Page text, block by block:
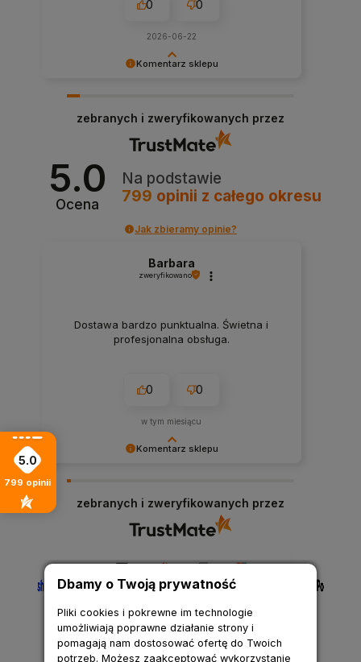
Komentarz sklepu
0 0
2026-06-22
zebranych i zweryfikowanych przez
5.0
Ocena
Na podstawie
799 opinii z całego okresu
Jak zbieramy opinie?
Komentarz sklepu
Barbara
zweryfikowano
Dostawa bardzo punktualna. Świetna i
profesjonalna obsługa.
0 0
w tym miesiącu
zebranych i zweryfikowanych przez
5.0
799 opinii
Dbamy o Twoją prywatność
Pliki cookies i pokrewne im technologie
umożliwiają poprawne działanie strony i
pomagają nam dostosować ofertę do Twoich
potrzeb. Możesz zaakceptować wykorzystanie